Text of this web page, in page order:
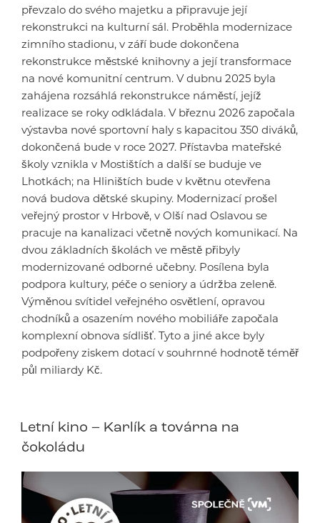
převzalo do svého majetku a připravuje její
rekonstrukci na kulturní sál. Proběhla modernizace
zimního stadionu, v září bude dokončena
rekonstrukce městské knihovny a její transformace
na nové komunitní centrum. V dubnu 2025 byla
zahájena rozsáhlá rekonstrukce náměstí, jejíž
realizace se roky odkládala. V březnu 2026 započala
výstavba nové sportovní haly s kapacitou 350 diváků,
dokončená bude v roce 2027. Přístavba mateřské
školy vznikla v Mostištích a další se buduje ve
Lhotkách; na Hliništích bude v květnu otevřena
nová budova dětské skupiny. Modernizací prošel
veřejný prostor v Hrbově, v Olší nad Oslavou se
pracuje na kanalizaci včetně nových komunikací. Na
dvou základních školách ve městě přibyly
modernizované odborné učebny. Posílena byla
podpora kultury, péče o seniory a údržba zeleně.
Výměnou svítidel veřejného osvětlení, opravou
chodníků a osazením nového mobiliáře započala
komplexní obnova sídlišť. Tyto a jiné akce byly
podpořeny ziskem dotací v souhrnné hodnotě téměř
půl miliardy Kč.
Letní kino – Karlík a továrna na
čokoládu